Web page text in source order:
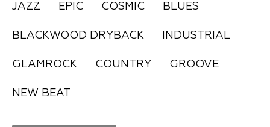
JAZZ EPIC COSMIC BLUES
BLACKWOOD DRYBACK INDUSTRIAL
GLAMROCK COUNTRY GROOVE
NEW BEAT